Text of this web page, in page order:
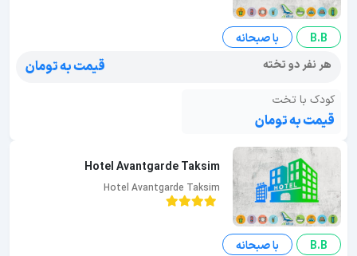
B.B
با صبحانه
هر نفر دو تخته
قیمت به تومان
کودک با تخت
قیمت به تومان
Hotel Avantgarde Taksim
Hotel Avantgarde Taksim
B.B
با صبحانه